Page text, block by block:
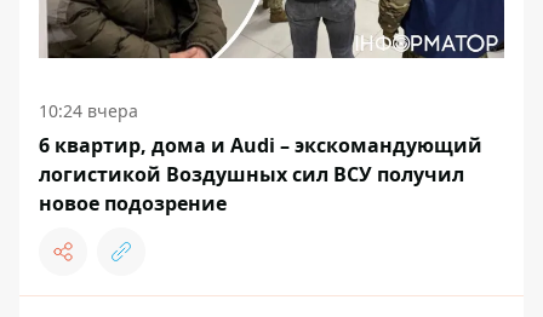
10:24 вчера
6 квартир, дома и Audi – экскомандующий
логистикой Воздушных сил ВСУ получил
новое подозрение